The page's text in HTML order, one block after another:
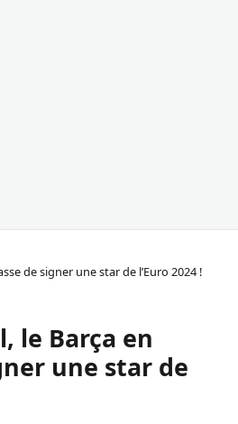
de signer une star de l’Euro 2024 !
le Barça en
une star de